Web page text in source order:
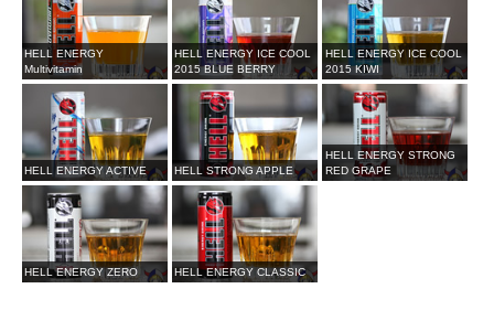
HELL ENERGY
Multivitamin
HELL ENERGY ICE COOL
2015 BLUE BERRY
HELL ENERGY ICE COOL
2015 KIWI
HELL ENERGY ACTIVE HELL STRONG APPLE
HELL ENERGY STRONG
RED GRAPE
HELL ENERGY ZERO HELL ENERGY CLASSIC